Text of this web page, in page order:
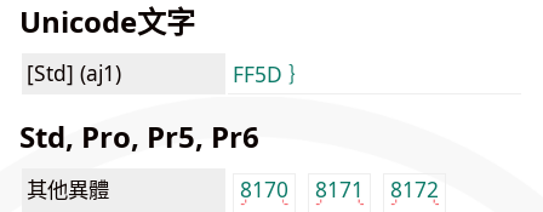
Unicode文字
[Std] (aj1) FF5D ｝
Std, Pro, Pr5, Pr6
其他異體 8170 8171 8172